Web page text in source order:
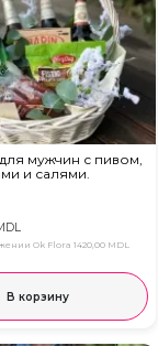
мужчин с пивом,
и салями.
Ok Flora 1420,00 MDL
В корзину